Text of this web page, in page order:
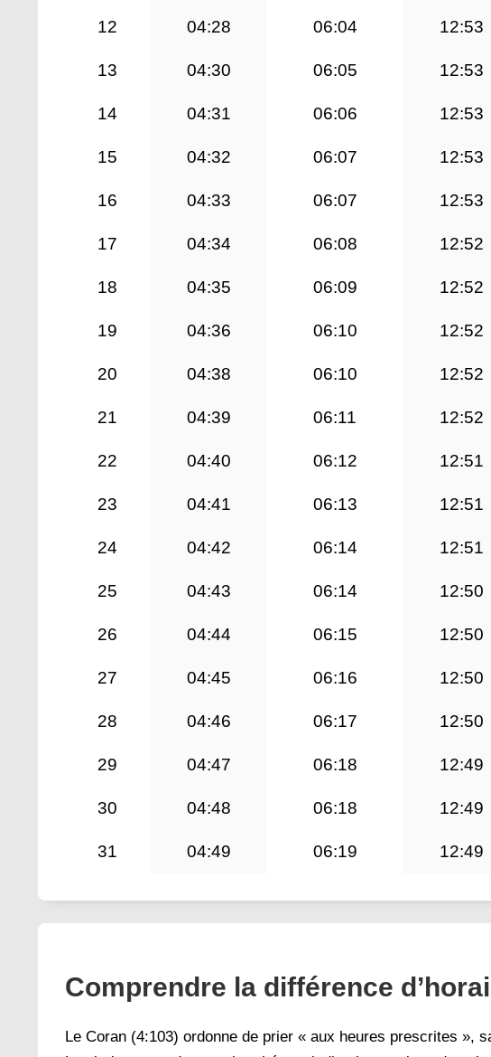
12 04:28 06:04 12:53
13 04:30 06:05 12:53
14 04:31 06:06 12:53
15 04:32 06:07 12:53
16 04:33 06:07 12:53
17 04:34 06:08 12:52
18 04:35 06:09 12:52
19 04:36 06:10 12:52
20 04:38 06:10 12:52
21 04:39 06:11 12:52
22 04:40 06:12 12:51
23 04:41 06:13 12:51
24 04:42 06:14 12:51
25 04:43 06:14 12:50
26 04:44 06:15 12:50
27 04:45 06:16 12:50
28 04:46 06:17 12:50
29 04:47 06:18 12:49
30 04:48 06:18 12:49
31 04:49 06:19 12:49
Comprendre la différence
Le Coran (4:103) ordonne de prier « aux heures prescrites »,